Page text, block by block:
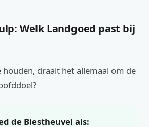
Welk Landgoed past bij
draait het allemaal om de
de Biestheuvel als: